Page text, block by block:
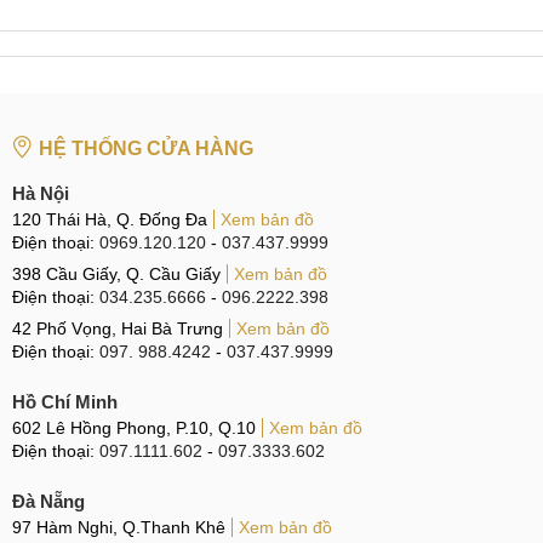
M55 Uy tín
Với mong muốn mang đến sự hài lòng và an tâm cho khách
hàng, MobileCity Care không ngừng nâng cao chất lượng
sửa chữa, cung cấp dịch vụ với các cam kết cụ thể và rõ
ràng về linh kiện đầu vào cũng như chi phí, giúp khách hàng
Galaxy M55 trọn vẹn nhất.
Linh kiện Zin 100%
Linh kiện Zin 100%
HỆ THỐNG CỬA HÀNG
Hà Nội
120 Thái Hà, Q. Đống Đa
Xem bản đồ
Điện thoại: 0969.120.120 - 037.437.9999
398 Cầu Giấy, Q. Cầu Giấy
Xem bản đồ
Điện thoại: 034.235.6666 - 096.2222.398
42 Phố Vọng, Hai Bà Trưng
Xem bản đồ
Điện thoại: 097. 988.4242 - 037.437.9999
Hồ Chí Minh
602 Lê Hồng Phong, P.10, Q.10
Xem bản đồ
Điện thoại: 097.1111.602 - 097.3333.602
Đà Nẵng
97 Hàm Nghi, Q.Thanh Khê
Xem bản đồ